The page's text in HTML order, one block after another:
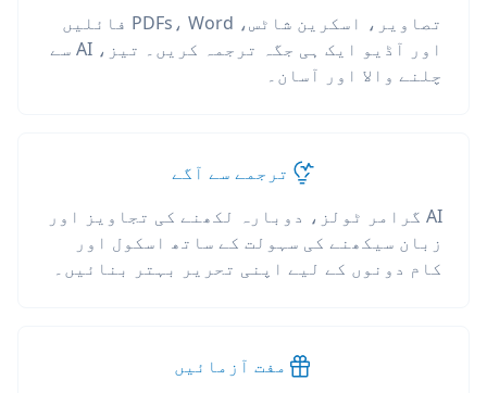
تصاویر، اسکرین شاٹس، PDFs، Word فائلیں
اور آڈیو ایک ہی جگہ ترجمہ کریں۔ تیز، AI سے
چلنے والا اور آسان۔
ترجمے سے آگے
AI گرامر ٹولز، دوبارہ لکھنے کی تجاویز اور
زبان سیکھنے کی سہولت کے ساتھ اسکول اور
کام دونوں کے لیے اپنی تحریر بہتر بنائیں۔
مفت آزمائیں